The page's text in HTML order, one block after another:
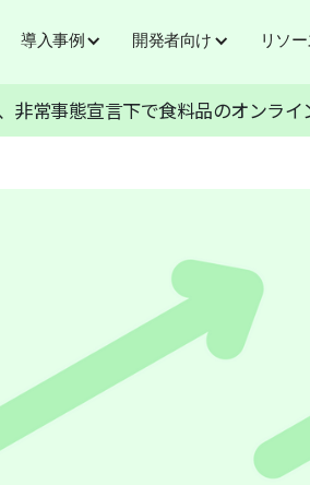
導入事例 開発者向け リソー
非常事態宣言下で食料品のオンラ